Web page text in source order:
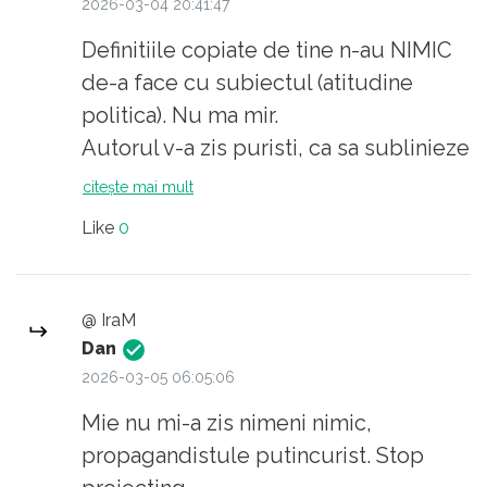
2026-03-04 20:41:47
Definitiile copiate de tine n-au NIMIC
de-a face cu subiectul (atitudine
politica). Nu ma mir.
Autorul v-a zis puristi, ca sa sublinieze
latura fanatica a mentalitatii voastre (
Citez de pe AI, sa pricepi si tu, (slabe
sperante)
Purismul este adesea definit ca o
tendință rigidă sau o insistență
exagerată asupra corectitudinii.
Fanatismul implică o intoleranță
citește mai mult
Like 0
@ IraM
Dan
2026-03-05 06:05:06
Mie nu mi-a zis nimeni nimic,
propagandistule putincurist. Stop